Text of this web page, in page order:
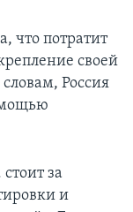
что потратит
своей
Россия
за
и